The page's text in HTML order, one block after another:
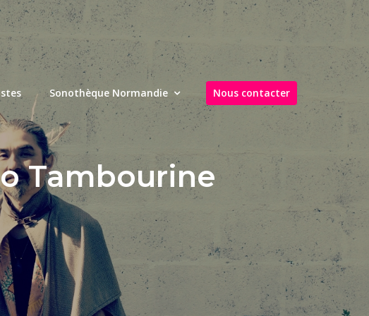
Sonothèque Normandie Nous contacter
Tambourine